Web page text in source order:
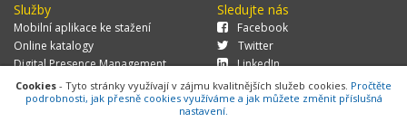
Služby
Mobilní aplikace ke stažení
Online katalogy
Digital Presence Management
Více zákazníků
Sledujte nás
Facebook
Twitter
LinkedIn
Cookies - Tyto stránky využívají v zájmu kvalitnějších služeb cookies. Pročtěte
podrobnosti, jak přesně cookies využíváme a jak můžete změnit příslušná
nastavení.